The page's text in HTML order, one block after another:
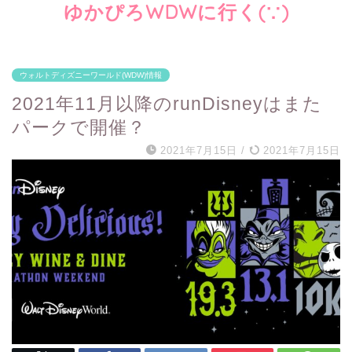
ゆかぴろWDWに行く(∵)
ウォルトディズニーワールド(WDW)情報
2021年11月以降のrunDisneyはまた
パークで開催？
2021年7月15日 / 2021年7月15日